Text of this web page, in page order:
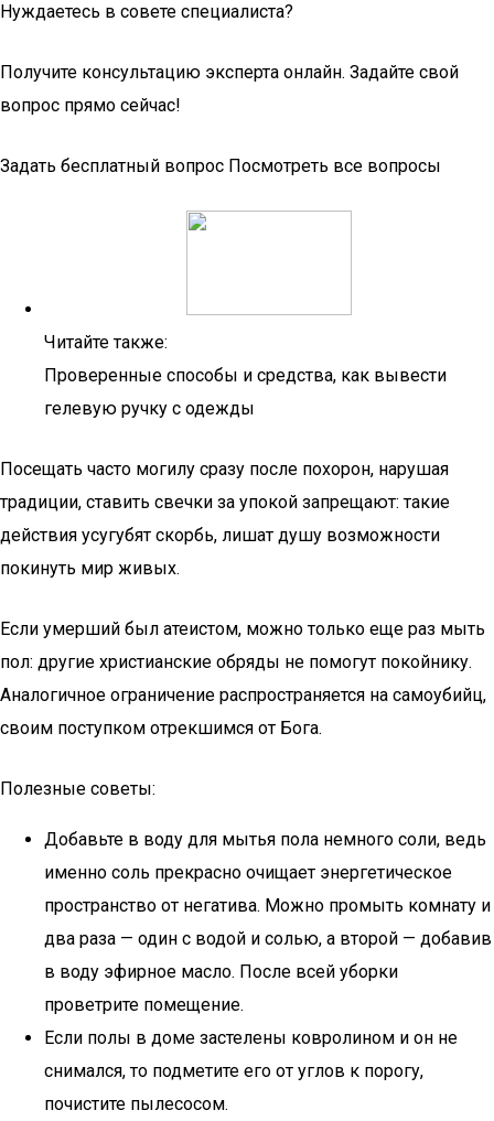
Нуждаетесь в совете специалиста?
Получите консультацию эксперта онлайн. Задайте свой
вопрос прямо сейчас!
Задать бесплатный вопрос Посмотреть все вопросы
Читайте также:
Проверенные способы и средства, как вывести
гелевую ручку с одежды
Посещать часто могилу сразу после похорон, нарушая
традиции, ставить свечки за упокой запрещают: такие
действия усугубят скорбь, лишат душу возможности
покинуть мир живых.
Если умерший был атеистом, можно только еще раз мыть
пол: другие христианские обряды не помогут покойнику.
Аналогичное ограничение распространяется на самоубийц,
своим поступком отрекшимся от Бога.
Полезные советы:
Добавьте в воду для мытья пола немного соли, ведь
именно соль прекрасно очищает энергетическое
пространство от негатива. Можно промыть комнату и
два раза — один с водой и солью, а второй — добавив
в воду эфирное масло. После всей уборки
проветрите помещение.
Если полы в доме застелены ковролином и он не
снимался, то подметите его от углов к порогу,
почистите пылесосом.